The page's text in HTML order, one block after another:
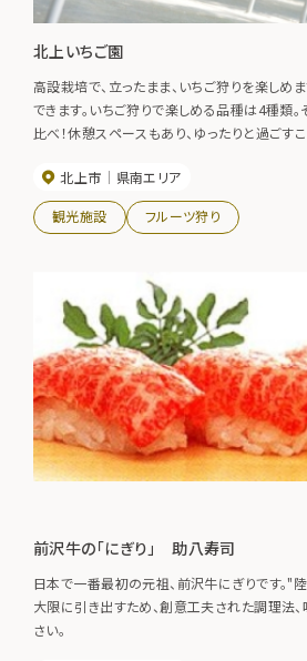
北上いちご園
高設栽培で、立ったまま、いちご狩りを楽しめ
できます。いちご狩りで楽しめる品種は4種類
比べ！休憩スペースもあり、ゆったりと過ごす
北上市
県南エリア
観光施設 フルーツ狩り
前沢牛の「にぎり」 助八寿司
日本で一番最初の元祖、前沢牛にぎりです。"
大限に引き出すため、創意工夫された調理法
さい。